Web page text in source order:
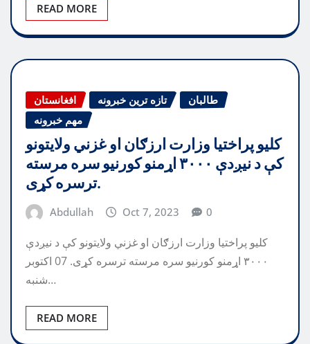
READ MORE
افغانستان تازه ترین خبرونه
طالبان
مهم خبرونه
کلیو پراختیا وزارت ارزګان او غزني ولایتونو
کې د نیږدې ۳۰۰۰ اړمنو کورنیو سره مرسته
ترسره کړی.
Abdullah Oct 7, 2023 0
کلیو پراختیا وزارت ارزګان او غزني ولایتونو کې د نیږدې
۳۰۰۰ اړمنو کورنیو سره مرسته ترسره کړی. 07 اکتوبر
شنبه…
READ MORE